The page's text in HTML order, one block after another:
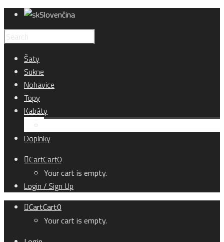
Slovenčina
Šaty
Sukne
Nohavice
Topy
Kabáty
Doplnky
CartCart0
Your cart is empty.
Login / Sign Up
CartCart0
Your cart is empty.